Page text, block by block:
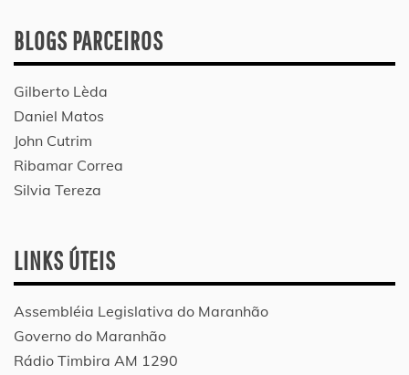
BLOGS PARCEIROS
Gilberto Lèda
Daniel Matos
John Cutrim
Ribamar Correa
Silvia Tereza
LINKS ÚTEIS
Assembléia Legislativa do Maranhão
Governo do Maranhão
Rádio Timbira AM 1290